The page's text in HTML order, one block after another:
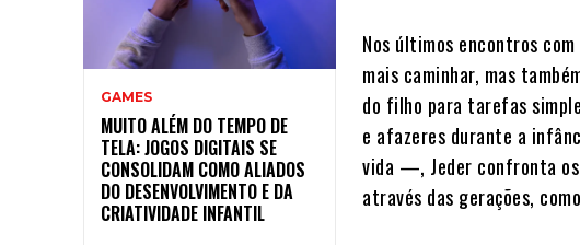
GAMES
MUITO ALÉM DO TEMPO DE
TELA: JOGOS DIGITAIS SE
CONSOLIDAM COMO ALIADOS
DO DESENVOLVIMENTO E DA
CRIATIVIDADE INFANTIL
Nos últimos encontros
mais caminhar, mas
do filho para tarefas
e afazeres durante a
vida —, Jeder confronta os
através das gerações,